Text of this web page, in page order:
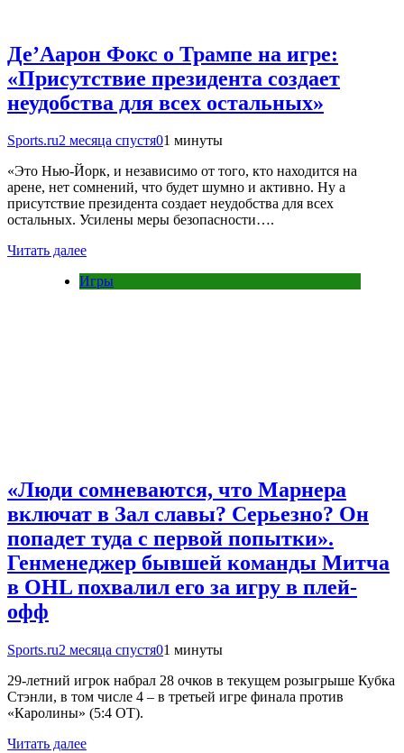
Де’Аарон Фокс о Трампе на игре:
«Присутствие президента создает
неудобства для всех остальных»
Sports.ru2 месяца спустя01 минуты
«Это Нью-Йорк, и независимо от того, кто находится на
арене, нет сомнений, что будет шумно и активно. Ну а
присутствие президента создает неудобства для всех
остальных. Усилены меры безопасности….
Читать далее
Игры
«Люди сомневаются, что Марнера
включат в Зал славы? Серьезно? Он
попадет туда с первой попытки».
Генменеджер бывшей команды Митча
в OHL похвалил его за игру в плей-
офф
Sports.ru2 месяца спустя01 минуты
29-летний игрок набрал 28 очков в текущем розыгрыше Кубка
Стэнли, в том числе 4 – в третьей игре финала против
«Каролины» (5:4 ОТ).
Читать далее